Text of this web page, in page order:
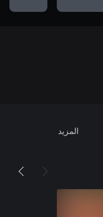
المزيد